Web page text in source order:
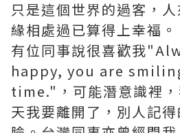
只是這個世界的過客，
緣相處過已算得上幸福。
有位同事說很喜歡我
happy, you are
time."，可能潛意識裡
天我要離開了，別人記